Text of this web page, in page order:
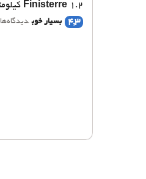
Finisterre 1.2 کیلومتر از مرکز شهر
4,3
بسیار خوب دیدگاه‌ها 2